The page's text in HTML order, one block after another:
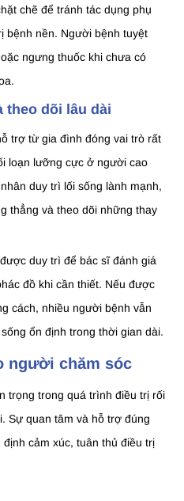
chẽ để tránh tác dụng phụ
bệnh nền. Người bệnh tuyệt
ngưng thuốc khi chưa có
theo dõi lâu dài
trợ từ gia đình đóng vai trò rất
loạn lưỡng cực ở người cao
duy trì lối sống lành mạnh,
thẳng và theo dõi những thay
duy trì để bác sĩ đánh giá
đồ khi cần thiết. Nếu được
cách, nhiều người bệnh vẫn
ổn định trong thời gian dài.
người chăm sóc
trọng trong quá trình điều trị rối
Sự quan tâm và hỗ trợ đúng
cảm xúc, tuân thủ điều trị